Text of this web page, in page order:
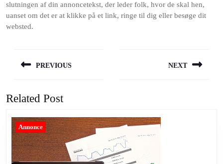
slutningen af din annoncetekst, der leder folk, hvor de skal hen,
uanset om det er at klikke på et link, ringe til dig eller besøge dit
websted.
PREVIOUS
post:
NEXT
Related Post
Annonce